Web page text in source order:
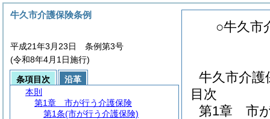
○牛久市
牛久市介護
目次
第1章
市
牛久市介護保険条例
平成21年3月23日 条例第3号
(令和8年4月1日施行)
条項目次
沿革
本則
第1章
市が行う介護保険
第1条(市が行う介護保険)